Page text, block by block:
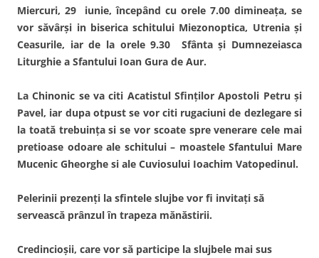
Miercuri, 29 iunie, începând cu orele 7.00 dimineața, se
vor săvârşi in biserica schitului Miezonoptica, Utrenia şi
Ceasurile, iar de la orele 9.30 Sfânta şi Dumnezeiasca
Liturghie a Sfantului Ioan Gura de Aur.
La Chinonic se va citi Acatistul Sfinților Apostoli Petru și
Pavel, iar dupa otpust se vor citi rugaciuni de dezlegare si
la toată trebuinţa si se vor scoate spre venerare cele mai
pretioase odoare ale schitului – moastele Sfantului Mare
Mucenic Gheorghe si ale Cuviosului Ioachim Vatopedinul.
Pelerinii prezenţi la sfintele slujbe vor fi invitaţi să
servească prânzul în trapeza mănăstirii.
Credincioşii, care vor să participe la slujbele mai sus